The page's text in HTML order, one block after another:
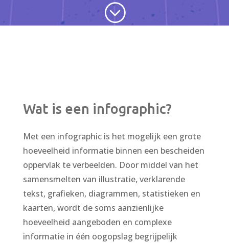
;
Wat is een infographic?
Met een infographic is het mogelijk een grote
hoeveelheid informatie binnen een bescheiden
oppervlak te verbeelden. Door middel van het
samensmelten van illustratie, verklarende
tekst, grafieken, diagrammen, statistieken en
kaarten, wordt de soms aanzienlijke
hoeveelheid aangeboden en complexe
informatie in één oogopslag begrijpelijk